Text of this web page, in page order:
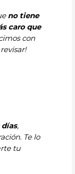
no tiene
caro que
con
días,
Te lo
tu